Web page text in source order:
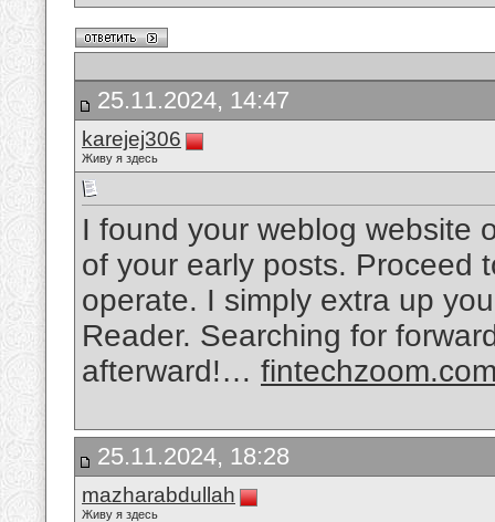
25.11.2024, 14:47
karejej306
Живу я здесь
I found your weblog website
of your early posts. Proceed
operate. I simply extra up
Reader. Searching for
afterward!…
25.11.2024, 18:28
mazharabdullah
Живу я здесь